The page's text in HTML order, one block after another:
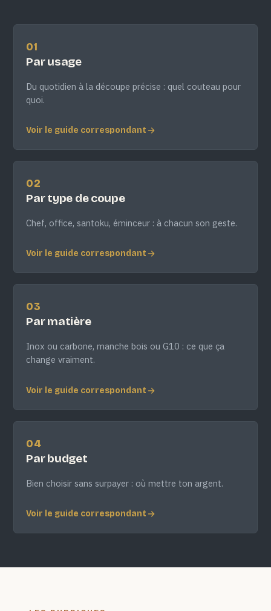
01
Par usage
Du quotidien à la découpe précise : quel couteau pour
quoi.
Voir le guide correspondant
02
Par type de coupe
Chef, office, santoku, éminceur : à chacun son geste.
Voir le guide correspondant
03
Par matière
Inox ou carbone, manche bois ou G10 : ce que ça
change vraiment.
Voir le guide correspondant
04
Par budget
Bien choisir sans surpayer : où mettre ton argent.
Voir le guide correspondant